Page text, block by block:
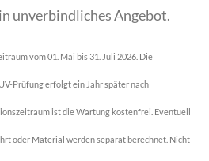
unverbindliches Angebot.
vom 01. Mai bis 31. Juli 2026. Die
Prüfung erfolgt ein Jahr später nach
ist die Wartung kostenfrei. Eventuell
oder Material werden separat berechnet. Nicht